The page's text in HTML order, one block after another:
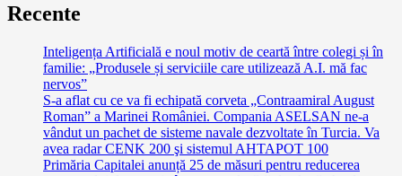
Recente
Inteligența Artificială e noul motiv de ceartă între colegi și în
familie: „Produsele și serviciile care utilizează A.I. mă fac
nervos”
S-a aflat cu ce va fi echipată corveta „Contraamiral August
Roman” a Marinei României. Compania ASELSAN ne-a
vândut un pachet de sisteme navale dezvoltate în Turcia. Va
avea radar CENK 200 şi sistemul AHTAPOT 100
Primăria Capitalei anunță 25 de măsuri pentru reducerea